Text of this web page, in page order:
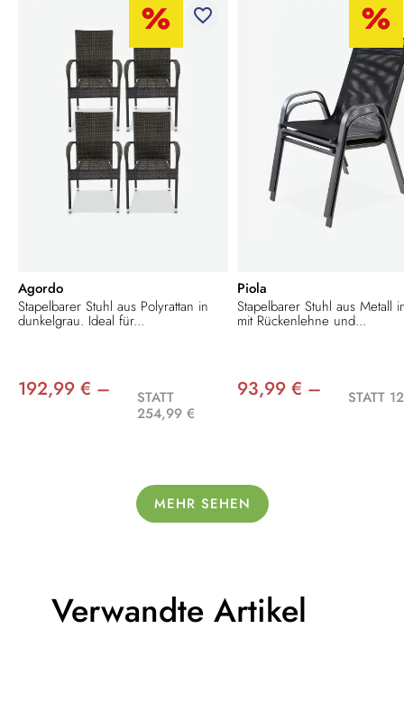
favorite_border
Agordo
Stapelbarer Stuhl aus Polyrattan in
dunkelgrau. Ideal für...
192,99 € –
STATT
254,99 €
Piola
Stapelbarer Stuhl aus Metall
mit Rückenlehne und...
93,99 € – STATT
MEHR SEHEN
Verwandte Artikel